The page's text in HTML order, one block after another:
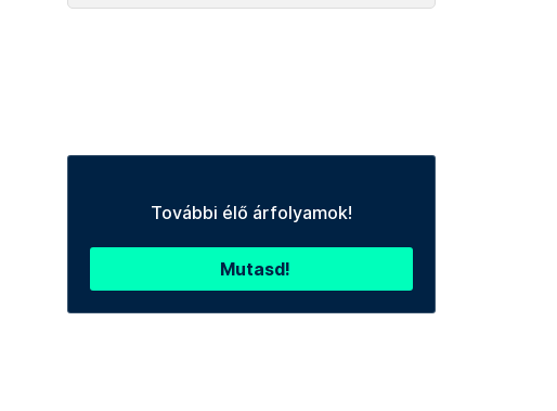
További élő árfolyamok!
Mutasd!